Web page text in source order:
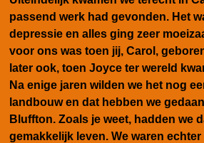
passend werk had gevonden. Het
depressie en alles ging zeer
voor ons was toen jij, Carol,
later ook, toen Joyce ter wereld
Na enige jaren wilden we het nog
landbouw en dat hebben we
Bluffton. Zoals je weet, hadden we
gemakkelijk leven. We waren